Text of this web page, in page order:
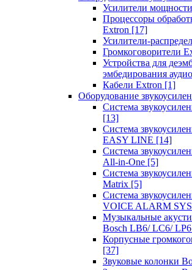
Усилители
Процессоры
Extron [17]
Усилители-
Громкоговорители
Устройства для
эмбедирования
Кабели Extron [1]
Оборудование
Система
[13]
Система
EASY LINE [14]
Система
All-in-One [5]
Система
Matrix [5]
Система
VOICE ALARM
Музыкальные
Bosch LB6/ LC6/ LP6
Корпусные
[37]
Звуковые колонки